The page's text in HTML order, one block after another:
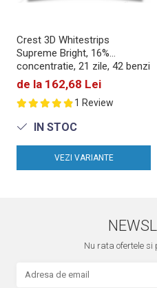
Crest 3D Whitestrips
Supreme Bright, 16%
concentratie, 21 zile, 42 benzi
albire, nivel albire 24, aplicare
60 min, benzi crest
de la 162,68 Lei
1 Review
IN STOC
VEZI VARIANTE
Nu rata ofertele si